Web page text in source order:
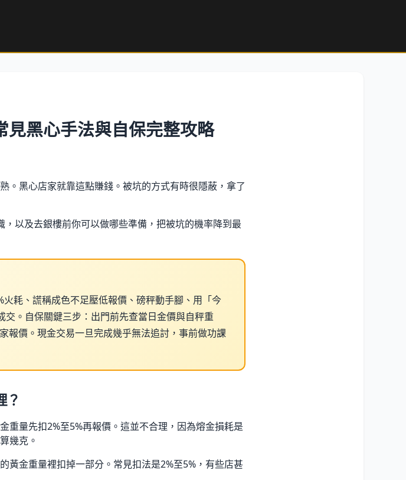
見黑心手法與自保完整攻略
。黑心店家就靠這點賺錢。被坑的方式有時很隱蔽，拿了
以及去銀樓前你可以做哪些準備，把被坑的機率降到最
耗、謊稱成色不足壓低報價、磅秤動手腳、用「今
。自保關鍵三步：出門前先查當日金價與自秤重
報價。現金交易一旦完成幾乎無法追討，事前做功課
？
重量先扣2%至5%再報價。這並不合理，因為熔金損耗是
幾克。
黃金重量裡扣掉一部分。常見扣法是2%至5%，有些店甚